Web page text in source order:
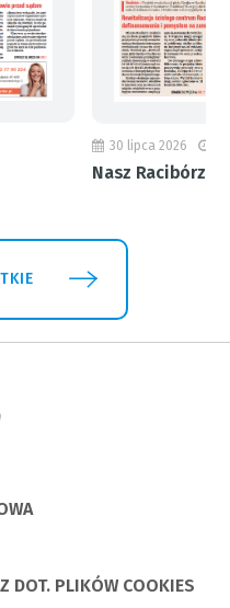
30 lipca 2026
Nasz Racibórz
DOT. PLIKÓW COOKIES